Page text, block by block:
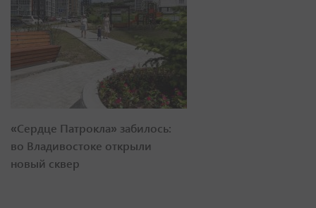
«Сердце Патрокла» забилось:
во Владивостоке открыли
новый сквер